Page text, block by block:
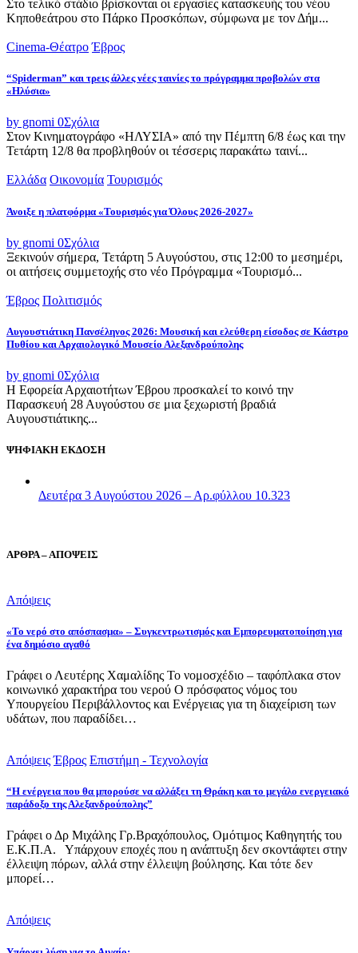
Στο τελικό στάδιο βρίσκονται οι εργασίες κατασκευής του νέου
Κηποθεάτρου στο Πάρκο Προσκόπων, σύμφωνα με τον Δήμ...
Cinema-Θέατρο Έβρος
“Spiderman” και τρεις άλλες νέες ταινίες το πρόγραμμα προβολών στα
«Ηλύσια»
by gnomi 0Σχόλια
Στον Κινηματογράφο «ΗΛΥΣΙΑ» από την Πέμπτη 6/8 έως και την
Τετάρτη 12/8 θα προβληθούν οι τέσσερις παρακάτω ταινί...
Ελλάδα Οικονομία Τουρισμός
Άνοιξε η πλατφόρμα «Τουρισμός για Όλους 2026-2027»
by gnomi 0Σχόλια
Ξεκινούν σήμερα, Τετάρτη 5 Αυγούστου, στις 12:00 το μεσημέρι,
οι αιτήσεις συμμετοχής στο νέο Πρόγραμμα «Τουρισμό...
Έβρος Πολιτισμός
Αυγουστιάτικη Πανσέληνος 2026: Μουσική και ελεύθερη είσοδος σε Κάστρο
Πυθίου και Αρχαιολογικό Μουσείο Αλεξανδρούπολης
by gnomi 0Σχόλια
Η Εφορεία Αρχαιοτήτων Έβρου προσκαλεί το κοινό την
Παρασκευή 28 Αυγούστου σε μια ξεχωριστή βραδιά
Αυγουστιάτικης...
ΨΗΦΙΑΚΗ ΕΚΔΟΣΗ
Δευτέρα 3 Αυγούστου 2026 – Αρ.φύλλου 10.323
ΑΡΘΡΑ – ΑΠΟΨΕΙΣ
Απόψεις
«Το νερό στο απόσπασμα» – Συγκεντρωτισμός και Εμπορευματοποίηση για
ένα δημόσιο αγαθό
Γράφει ο Λευτέρης Χαμαλίδης Το νομοσχέδιο – ταφόπλακα στον
κοινωνικό χαρακτήρα του νερού Ο πρόσφατος νόμος του
Υπουργείου Περιβάλλοντος και Ενέργειας για τη διαχείριση των
υδάτων, που παραδίδει…
Απόψεις Έβρος Επιστήμη - Τεχνολογία
“Η ενέργεια που θα μπορούσε να αλλάξει τη Θράκη και το μεγάλο ενεργειακό
παράδοξο της Αλεξανδρούπολης”
Γράφει ο Δρ Μιχάλης Γρ.Βραχόπουλος, Ομότιμος Καθηγητής του
Ε.Κ.Π.Α. Υπάρχουν εποχές που η ανάπτυξη δεν σκοντάφτει στην
έλλειψη πόρων, αλλά στην έλλειψη βούλησης. Και τότε δεν
μπορεί…
Απόψεις